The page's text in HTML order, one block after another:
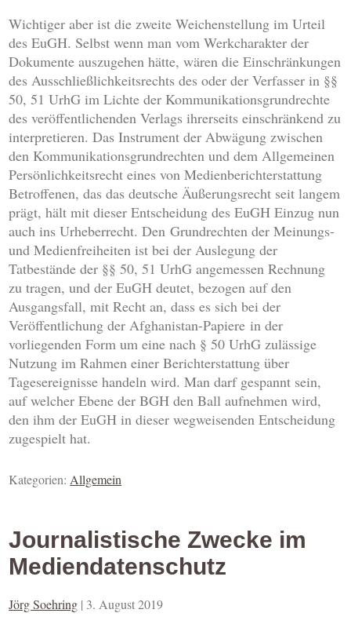
Wichtiger aber ist die zweite Weichenstellung im Urteil
des EuGH. Selbst wenn man vom Werkcharakter der
Dokumente auszugehen hätte, wären die Einschränkungen
des Ausschließlichkeitsrechts des oder der Verfasser in §§
50, 51 UrhG im Lichte der Kommunikationsgrundrechte
des veröffentlichenden Verlags ihrerseits einschränkend zu
interpretieren. Das Instrument der Abwägung zwischen
den Kommunikationsgrundrechten und dem Allgemeinen
Persönlichkeitsrecht eines von Medienberichterstattung
Betroffenen, das das deutsche Äußerungsrecht seit langem
prägt, hält mit dieser Entscheidung des EuGH Einzug nun
auch ins Urheberrecht. Den Grundrechten der Meinungs-
und Medienfreiheiten ist bei der Auslegung der
Tatbestände der §§ 50, 51 UrhG angemessen Rechnung
zu tragen, und der EuGH deutet, bezogen auf den
Ausgangsfall, mit Recht an, dass es sich bei der
Veröffentlichung der Afghanistan-Papiere in der
vorliegenden Form um eine nach § 50 UrhG zulässige
Nutzung im Rahmen einer Berichterstattung über
Tagesereignisse handeln wird. Man darf gespannt sein,
auf welcher Ebene der BGH den Ball aufnehmen wird,
den ihm der EuGH in dieser wegweisenden Entscheidung
zugespielt hat.
Kategorien:Allgemein
Journalistische Zwecke im
Mediendatenschutz
Jörg Soehring | 3. August 2019